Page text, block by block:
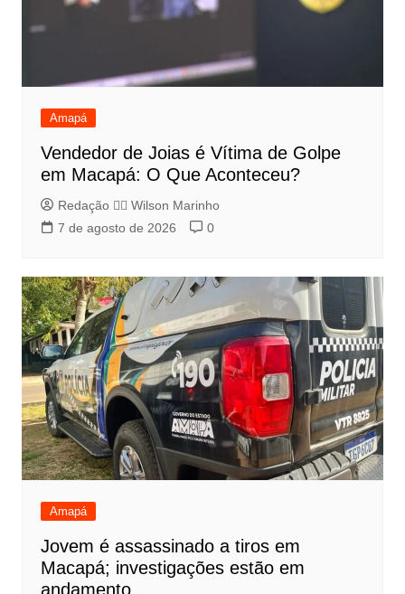
Amapá
Vendedor de Joias é Vítima de Golpe
em Macapá: O Que Aconteceu?
Redação 👨‍⚖️​ Wilson Marinho
7 de agosto de 2026
0
Amapá
Jovem é assassinado a tiros em
Macapá; investigações estão em
andamento